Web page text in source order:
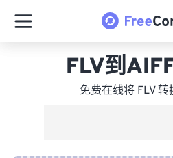
FLV到
免费在线将 FLV 转